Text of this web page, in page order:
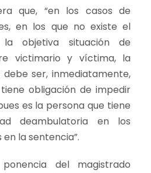
que, “en los casos de
en los que no existe el
objetiva situación de
victimario y víctima, la
ser, inmediatamente,
obligación de impedir
es la persona que tiene
deambulatoria en los
la sentencia”.
del magistrado